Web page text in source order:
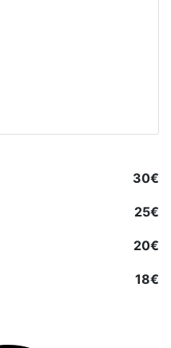
30€
25€
20€
18€